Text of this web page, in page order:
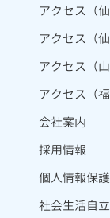
アクセス（
アクセス（
アクセス（山
アクセス（福
会社案内
採用情報
個人情報保
社会生活自